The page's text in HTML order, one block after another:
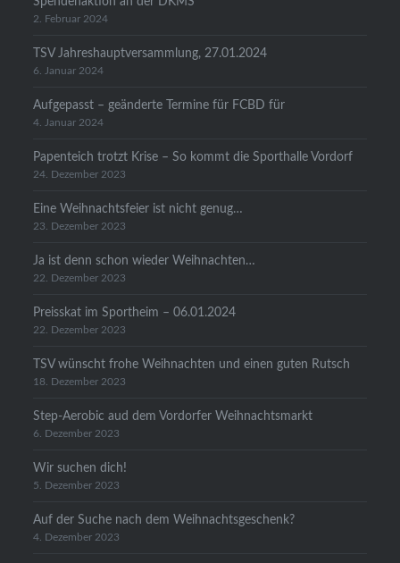
2. Februar 2024
TSV Jahreshauptversammlung, 27.01.2024
6. Januar 2024
Aufgepasst – geänderte Termine für FCBD für
4. Januar 2024
Papenteich trotzt Krise – So kommt die Sporthalle Vordorf
24. Dezember 2023
Eine Weihnachtsfeier ist nicht genug…
23. Dezember 2023
Ja ist denn schon wieder Weihnachten…
22. Dezember 2023
Preisskat im Sportheim – 06.01.2024
22. Dezember 2023
TSV wünscht frohe Weihnachten und einen guten Rutsch
18. Dezember 2023
Step-Aerobic aud dem Vordorfer Weihnachtsmarkt
6. Dezember 2023
Wir suchen dich!
5. Dezember 2023
Auf der Suche nach dem Weihnachtsgeschenk?
4. Dezember 2023